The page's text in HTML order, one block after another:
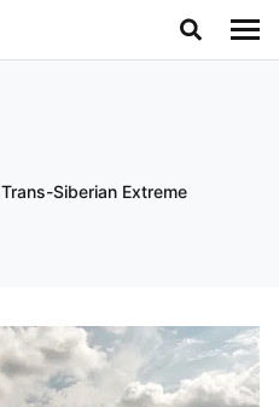
Trans-Siberian Extreme